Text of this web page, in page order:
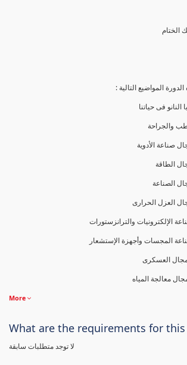
المواضيع التالية :
More
What are the requirements for this
لا توجد متطلبات سابقة